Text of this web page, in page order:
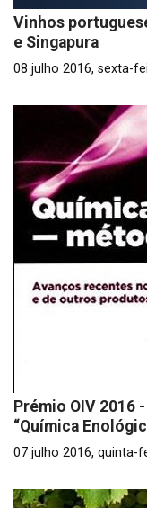
Vinhos
e Singapura
08 julho 2016, sexta-
Prémio OIV 2016
“Química
07 julho 2016, quinta-